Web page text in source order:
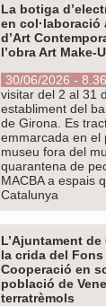
La botiga
en col·laboració
d’Art
l’obra Art Make-
30/06/2026 -
visitar del 2 al 31
establiment del
de Girona. Es
emmarcada en el
museu fora del
quarantena de
MACBA a espais
Catalunya
L’Ajuntament
la crida del Fons
Cooperació en
població de
terratrèmols